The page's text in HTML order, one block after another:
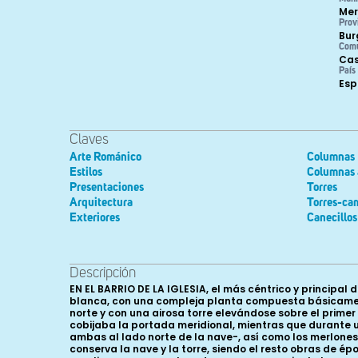
País
Claves
Arte Románico
Estilos
Presentaciones
Arquitectura
Exteriores
Columnas
Columnas
Torres
Torres-
Canecillos
Descripción
EN EL BARRIO DE LA IGLESIA, el más céntrico y principal de El Almiñé, se levanta este templo parroquial, un edificio construido íntegramente en magnífica sillería de piedra caliza blanca, con una compleja planta compuesta básicamente por una cabecera poligonal y una nave, con una serie de capillas adosadas en torno a la cabecera y en la fachada norte y con una airosa torre elevándose sobre el primer tramo de la nave, a la que se accede por un husillo. En fotografías de principios del siglo XX se aprecia el pórtico que cobijaba la portada meridional, mientras que durante una restauración llevada a cabo durante el año 1996 se eliminaron la capilla bautismal y la casa de concejo -adosadas ambas al lado norte de la nave-, así como los merlones que coronaban la escalera de caracol y que daban al conjunto un aspecto defensivo, hoy perdido. De época románica se conserva la nave y la torre, siendo el resto obras de épocas sucesivas, que arrancan sobre todo de comienzos de siglo XVI, cuando se renueva la cabecera, ahora mucho más amplia, aunque empleando en su coronamiento las cornisas y canecillos procedentes de la cabecera románica. Dicha nave, levantada en sillería muy bien despiezada, puede considerarse dividida en tres tramos, el anterior -en realidad un falso crucero- soporta a la torre y sus muros prácticamente no son visibles desde el exterior, mientras que los dos tramos posteriores son mucho más cortos, separados por una pilastra a cada lado, siguiendo en todo una estructura prácticamente idéntica a la de San Pedro de Tejada. Estos paramentos arrancan de un corto y somero zócalo rematado en bocel, con los estrechos paños entre pilastras recorridos a media altura por una imposta ajedrezada de la que parten tres ventanales, dos en el lado sur y uno en el norte. Los tres ventanales siguen el mismo esquema: saetera rectangular enmarcada en arco doblado de medio punto, con la rosca exterior lisa, trasdosada por chambrana ajedrezada y con la interior formada por arco moldurado a base de bocel y caveto cargado con puntas de clavo, descansando sobre columnillas y acogiendo un pequeño tímpano. La ventana que se halla en el tramo oriental de la fachada sur fue destruida en buena parte cuando hacia el siglo XVIII se abrió la actual portada, pero la más occidental conserva su estructura completa, con las columnillas de basas áticas y capiteles de anchas hojas lisas rematadas en rollos o bolas y en el ábaco pequeños escudetes con estrellas talladas a bisel. Los cimacios son ajedrezados, prolongándose en impostas que recorren todo el paño, mientras que el tímpano se decora con perímetro perlado y cruz griega en el campo. Prácticamente idéntica es la única ventana que se abre en el muro norte, aunque en este caso de la cruz del tímpano parten algunos zarcillos. Dicha ventana se halla en el paño más occidental, mientras que en el oriental se abre una de las dos portadas románicas que conserva el edificio y que se encontraba cubierta por el baptisterio hasta la restauración de 1996. Es un arco de medio punto de